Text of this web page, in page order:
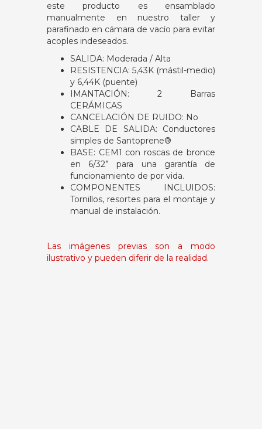
este producto es ensamblado
manualmente en nuestro taller y
parafinado en cámara de vacío para evitar
acoples indeseados.
SALIDA: Moderada / Alta
RESISTENCIA: 5,43K (mástil-medio)
y 6,44K (puente)
IMANTACIÓN: 2 Barras
CERÁMICAS
CANCELACIÓN DE RUIDO: No
CABLE DE SALIDA: Conductores
simples de Santoprene®
BASE: CEM1 con roscas de bronce
en 6/32” para una garantía de
funcionamiento de por vida.
COMPONENTES INCLUIDOS:
Tornillos, resortes para el montaje y
manual de instalación.
Las imágenes previas son a modo
ilustrativo y pueden diferir de la realidad.